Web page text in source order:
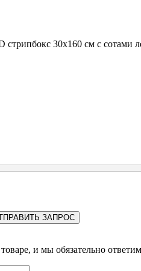
стрипбокс 30x160 см с сотами
ЗАПРОС
и мы обязательно ответим